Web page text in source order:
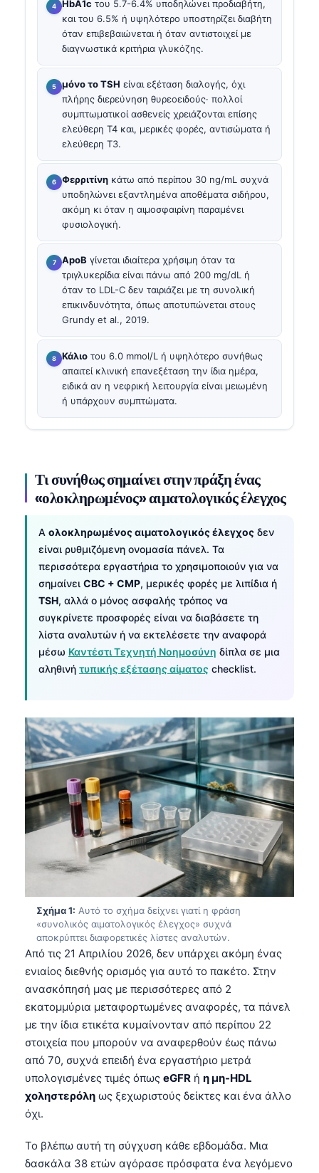
HbA1c του 5.7-6.4% υποδηλώνει προδιαβήτη,
και του 6.5% ή υψηλότερο υποστηρίζει διαβήτη
όταν επιβεβαιώνεται ή όταν αντιστοιχεί με
διαγνωστικά κριτήρια γλυκόζης.
μόνο το TSH είναι εξέταση διαλογής, όχι
πλήρης διερεύνηση θυρεοειδούς· πολλοί
συμπτωματικοί ασθενείς χρειάζονται επίσης
ελεύθερη T4 και, μερικές φορές, αντισώματα ή
ελεύθερη T3.
Φερριτίνη κάτω από περίπου 30 ng/mL συχνά
υποδηλώνει εξαντλημένα αποθέματα σιδήρου,
ακόμη κι όταν η αιμοσφαιρίνη παραμένει
φυσιολογική.
ApoB γίνεται ιδιαίτερα χρήσιμη όταν τα
τριγλυκερίδια είναι πάνω από 200 mg/dL ή
όταν το LDL-C δεν ταιριάζει με τη συνολική
επικινδυνότητα, όπως αποτυπώνεται στους
Grundy et al., 2019.
Κάλιο του 6.0 mmol/L ή υψηλότερο συνήθως
απαιτεί κλινική επανεξέταση την ίδια ημέρα,
ειδικά αν η νεφρική λειτουργία είναι μειωμένη
ή υπάρχουν συμπτώματα.
Τι συνήθως σημαίνει στην πράξη ένας
«ολοκληρωμένος» αιματολογικός έλεγχος
A ολοκληρωμένος αιματολογικός έλεγχος δεν
είναι ρυθμιζόμενη ονομασία πάνελ. Τα
περισσότερα εργαστήρια το χρησιμοποιούν για να
σημαίνει CBC + CMP, μερικές φορές με λιπίδια ή
TSH, αλλά ο μόνος ασφαλής τρόπος να
συγκρίνετε προσφορές είναι να διαβάσετε τη
λίστα αναλυτών ή να εκτελέσετε την αναφορά
μέσω Καντέστι Τεχνητή Νοημοσύνη δίπλα σε μια
αληθινή τυπικής εξέτασης αίματος checklist.
Σχήμα 1: Αυτό το σχήμα δείχνει γιατί η φράση
«συνολικός αιματολογικός έλεγχος» συχνά
αποκρύπτει διαφορετικές λίστες αναλυτών.
Από τις 21 Απριλίου 2026, δεν υπάρχει ακόμη ένας
ενιαίος διεθνής ορισμός για αυτό το πακέτο. Στην
ανασκόπησή μας με περισσότερες από 2
εκατομμύρια μεταφορτωμένες αναφορές, τα πάνελ
με την ίδια ετικέτα κυμαίνονταν από περίπου 22
στοιχεία που μπορούν να αναφερθούν έως πάνω
από 70, συχνά επειδή ένα εργαστήριο μετρά
υπολογισμένες τιμές όπως eGFR ή η μη-HDL
χοληστερόλη ως ξεχωριστούς δείκτες και ένα άλλο
όχι.
Το βλέπω αυτή τη σύγχυση κάθε εβδομάδα. Μια
δασκάλα 38 ετών αγόρασε πρόσφατα ένα λεγόμενο